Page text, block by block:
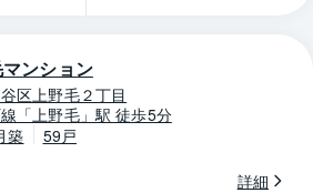
ンション
区上野毛２丁目
「上野毛」駅 徒歩5分
築
59戸
詳細